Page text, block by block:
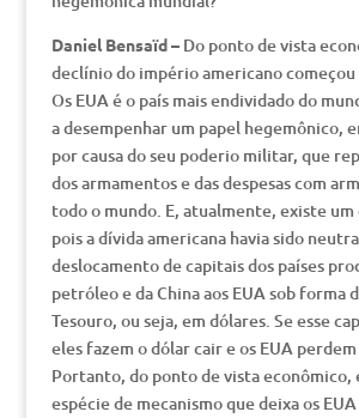
Daniel Bensaïd –Do ponto de vista
declínio do império americano
Os EUA é o país mais endividado do
a desempenhar um papel hegemônico,
por causa do seu poderio militar, que
dos armamentos e das despesas com
todo o mundo. E, atualmente, existe
pois a dívida americana havia sido
deslocamento de capitais dos países
petróleo e da China aos EUA sob forma
Tesouro, ou seja, em dólares. Se esse
eles fazem o dólar cair e os EUA
Portanto, do ponto de vista econômico,
espécie de mecanismo que deixa os